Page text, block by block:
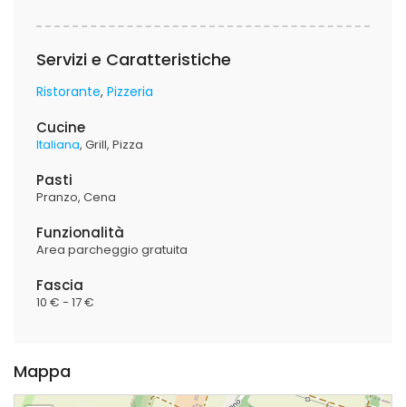
Servizi e Caratteristiche
Ristorante Pizzeria
Cucine
Italiana Grill Pizza
Pasti
Pranzo Cena
Funzionalità
Area parcheggio gratuita
Fascia
10 € - 17 €
Mappa